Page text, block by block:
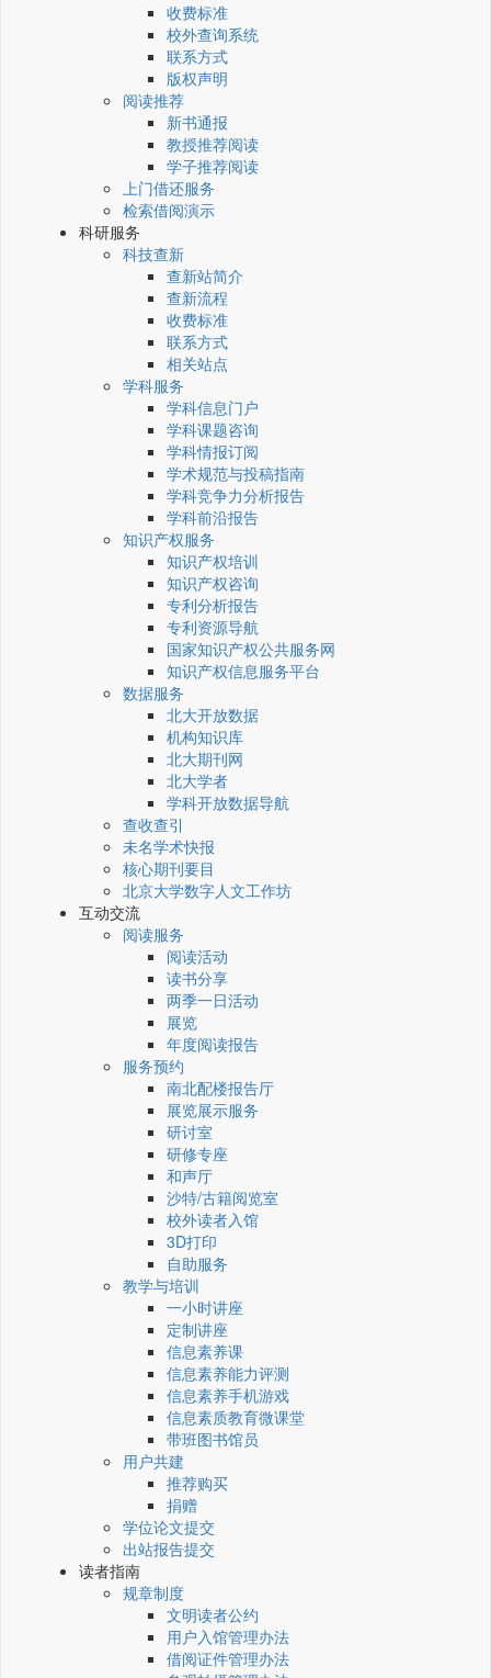
收费标准
校外查询系统
联系方式
版权声明
阅读推荐
新书通报
教授推荐阅读
学子推荐阅读
上门借还服务
检索借阅演示
科研服务
科技查新
查新站简介
查新流程
收费标准
联系方式
相关站点
学科服务
学科信息门户
学科课题咨询
学科情报订阅
学术规范与投稿指南
学科竞争力分析报告
学科前沿报告
知识产权服务
知识产权培训
知识产权咨询
专利分析报告
专利资源导航
国家知识产权公共服务网
知识产权信息服务平台
数据服务
北大开放数据
机构知识库
北大期刊网
北大学者
学科开放数据导航
查收查引
未名学术快报
核心期刊要目
北京大学数字人文工作坊
互动交流
阅读服务
阅读活动
读书分享
两季一日活动
展览
年度阅读报告
服务预约
南北配楼报告厅
展览展示服务
研讨室
研修专座
和声厅
沙特/古籍阅览室
校外读者入馆
3D打印
自助服务
教学与培训
一小时讲座
定制讲座
信息素养课
信息素养能力评测
信息素养手机游戏
信息素质教育微课堂
带班图书馆员
用户共建
推荐购买
捐赠
学位论文提交
出站报告提交
读者指南
规章制度
文明读者公约
用户入馆管理办法
借阅证件管理办法